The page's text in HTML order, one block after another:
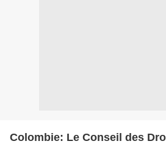
Colombie: Le Conseil des